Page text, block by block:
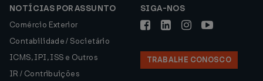
NOTÍCIAS POR ASSUNTO
Comércio Exterior
Contabilidade / Societário
ICMS, IPI, ISS e Outros
IR / Contribuições
SIGA-NOS
TRABALHE CONOSCO